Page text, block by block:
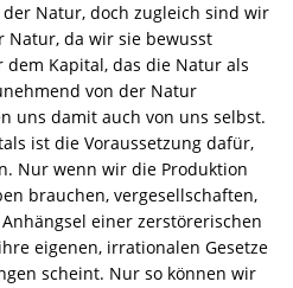
Natur, doch zugleich sind wir
Natur, da wir sie bewusst
Kapital, das die Natur als
von der Natur
uns damit auch von uns selbst.
ist die Voraussetzung dafür,
Nur wenn wir die Produktion
brauchen, vergesellschaften,
einer zerstörerischen
eigenen, irrationalen Gesetze
scheint. Nur so können wir